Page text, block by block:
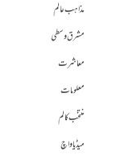
مذاہب عالم
مشرق وسطی
معاشرت
معلومات
منتخب کالم
میڈیا واچ